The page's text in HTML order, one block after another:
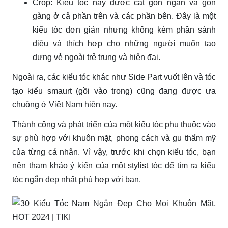
Crop: Kiểu tóc này được cắt gọn ngắn và gọn
gàng ở cả phần trên và các phần bên. Đây là một
kiểu tóc đơn giản nhưng không kém phần sành
điệu và thích hợp cho những người muốn tạo
dựng vẻ ngoài trẻ trung và hiện đại.
Ngoài ra, các kiểu tóc khác như Side Part vuốt lên và tóc
tạo kiểu smaurt (gồi vào trong) cũng đang được ưa
chuộng ở Việt Nam hiện nay.
Thành công và phát triển của một kiểu tóc phụ thuộc vào
sự phù hợp với khuôn mặt, phong cách và gu thẩm mỹ
của từng cá nhân. Vì vậy, trước khi chọn kiểu tóc, bạn
nên tham khảo ý kiến của một stylist tóc để tìm ra kiểu
tóc ngắn đẹp nhất phù hợp với bạn.